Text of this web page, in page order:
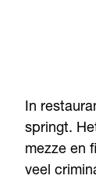
In
springt.
mezze en
veel